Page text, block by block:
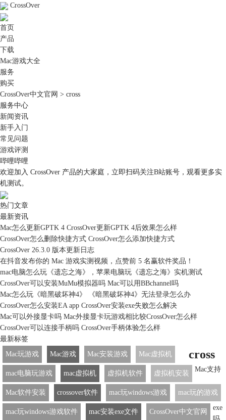
CrossOver
首页
产品
下载
Mac游戏大全
服务
购买
CrossOver中文官网 > cross
服务中心
新闻资讯
新手入门
常见问题
游戏评测
哔哩哔哩
欢迎加入 CrossOver 产品的大家庭，立即扫码关注B站账号，观看更多实
机测试。
热门文章
最新资讯
Mac怎么更新GPTK 4 CrossOver更新GPTK 4后效果怎么样
CrossOver怎么删除快捷方式 CrossOver怎么添加快捷方式
CrossOver 26.3.0 版本更新日志
在抖音发布你的 Mac 游戏实测视频，点赞前 5 名赢软件奖品！
mac电脑怎么玩《遗忘之海》，苹果电脑玩《遗忘之海》实机测试
CrossOver可以安装MuMu模拟器吗 Mac可以用BBchannel吗
Mac怎么玩《暗黑破坏神4》 《暗黑破坏神4》无法登录怎么办
CrossOver怎么安装EA app CrossOver安装exe失败怎么解决
Mac可以外接显卡吗 Mac外接显卡玩游戏相比较CrossOver怎么样
CrossOver可以连接手柄吗 CrossOver手柄体验怎么样
最新标签
Mac玩游戏
Mac游戏 Mac安装游戏 Mac虚拟机
mac电脑玩游戏 mac虚拟机 虚拟机软件 虚拟机安装
Mac软件安装 crossover软件 mac玩windows游戏 mac玩的游戏
mac玩windows游戏软件 mac安装exe文件 CrossOver中文官网
cross
Mac支持
exe